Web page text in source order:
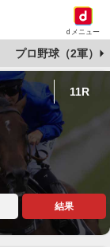
dメニュー
プロ野球（2軍）
11R
結果